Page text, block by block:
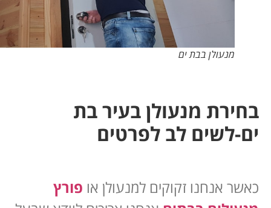
מנעולן בבת ים
בחירת מנעולן בעיר בת
ים-לשים לב לפרטים
כאשר אנחנו זקוקים למנעולן אופורץ